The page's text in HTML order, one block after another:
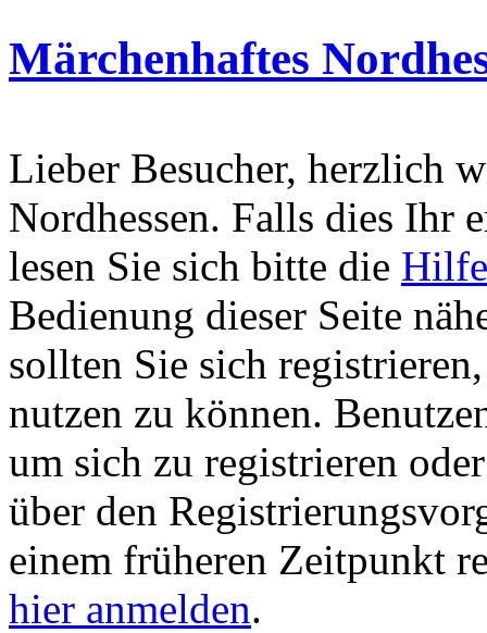
Märchenhaftes
Lieber Besucher, herzlich
Nordhessen. Falls dies Ihr
lesen Sie sich bitte die Hilfe
Bedienung dieser Seite
sollten Sie sich
nutzen zu können.
um sich zu registrieren
über den
einem früheren Zeitpunkt
hier anmelden.